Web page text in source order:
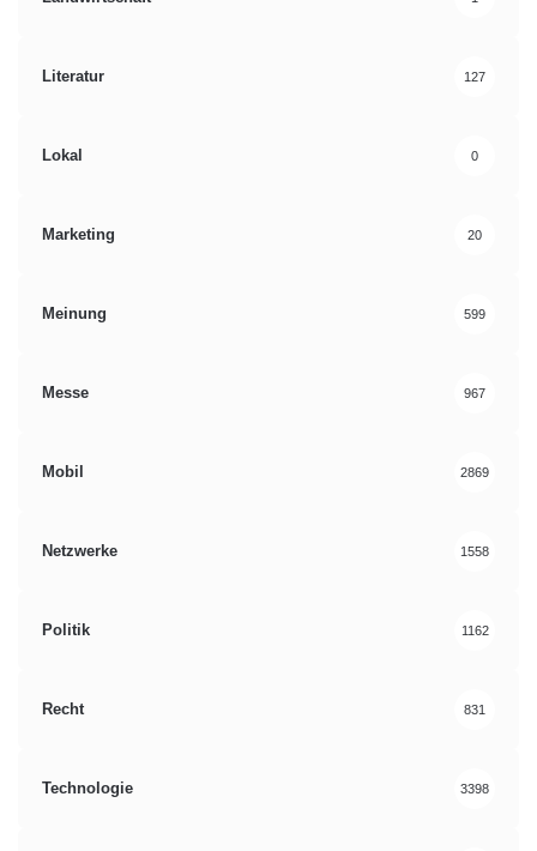
Literatur 127
Lokal 0
Marketing 20
Meinung 599
Messe 967
Mobil 2869
Netzwerke 1558
Politik 1162
Recht 831
Technologie 3398